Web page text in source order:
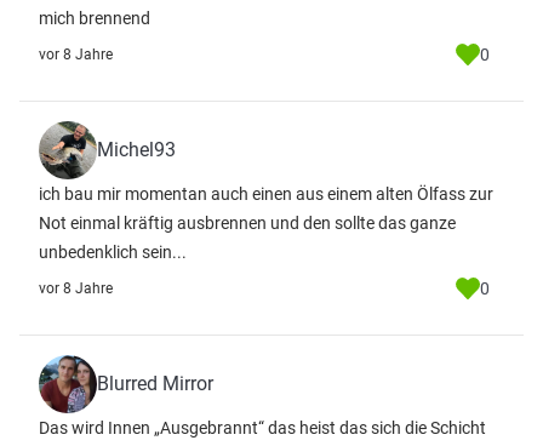
mich brennend
vor 8 Jahre 0
Michel93
ich bau mir momentan auch einen aus einem alten Ölfass zur
Not einmal kräftig ausbrennen und den sollte das ganze
unbedenklich sein...
vor 8 Jahre 0
Blurred Mirror
Das wird Innen „Ausgebrannt“ das heist das sich die Schicht